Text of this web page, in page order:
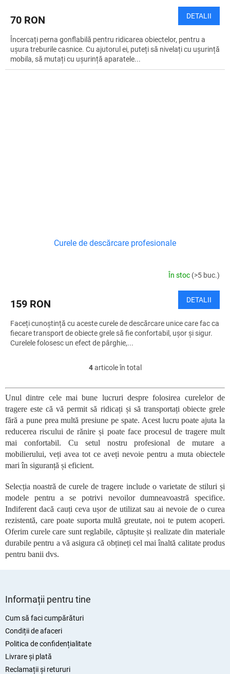
70 RON DETALII
Încercați perna gonflabilă pentru ridicarea obiectelor, pentru a
ușura treburile casnice. Cu ajutorul ei, puteți să nivelați cu ușurință
mobila, să mutați cu ușurință aparatele...
Curele de descărcare profesionale
În stoc (>5 buc.)
159 RON DETALII
Faceți cunoștință cu aceste curele de descărcare unice care fac ca
fiecare transport de obiecte grele să fie confortabil, ușor și sigur.
Curelele folosesc un efect de pârghie,...
C
n
t
r
o
l
u
l
l
t
ă
r
i
o
r
4articole în total
Unul dintre cele mai bune lucruri despre folosirea curelelor de
tragere este că vă permit să ridicați și să transportați obiecte grele
fără a pune prea multă presiune pe spate. Acest lucru poate ajuta la
reducerea riscului de rănire și poate face procesul de tragere mult
mai confortabil. Cu setul nostru profesional de mutare a
mobilierului, veți avea tot ce aveți nevoie pentru a muta obiectele
mari în siguranță și eficient.
Selecția noastră de curele de tragere include o varietate de stiluri și
modele pentru a se potrivi nevoilor dumneavoastră specifice.
Indiferent dacă cauți ceva ușor de utilizat sau ai nevoie de o curea
rezistentă, care poate suporta multă greutate, noi te putem acoperi.
Oferim curele care sunt reglabile, căptușite și realizate din materiale
durabile pentru a vă asigura că obțineți cel mai înaltă calitate produs
pentru banii dvs.
Informații pentru tine
Cum să faci cumpărături
Condiții de afaceri
Politica de confidențialitate
Livrare și plată
Reclamații și retururi